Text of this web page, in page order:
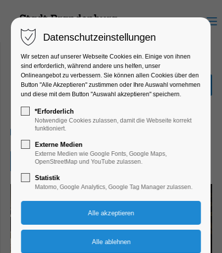
Menu
Exit Library
Bildung, Vortrag, Kinder, Jugend,
Mitmach-Aktion
11.05.2026, 09:00–10:00
Eintritt frei
Datenschutzeinstellungen
Wir setzen auf unserer Webseite Cookies ein. Einige von ihnen
sind erforderlich, während andere uns helfen, unser
Onlineangebot zu verbessern. Sie können allen Cookies über den
Button "Alle Akzeptieren" zustimmen oder Ihre Auswahl vornehmen
und diese mit dem Button "Auswahl akzeptieren" speichern.
*Erforderlich
Notwendige Cookies zulassen, damit die Webseite korrekt
funktioniert.
Externe Medien
Externe Medien wie Google Fonts, Google Maps,
OpenStreetMap und YouTube zulassen.
Statistik
Matomo, Google Analytics, Google Tag Manager zulassen.